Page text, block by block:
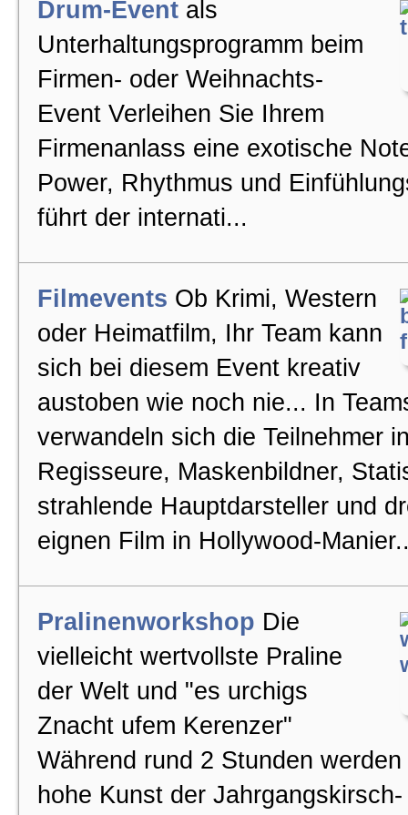
Drum-Event als
Unterhaltungsprogramm beim
Firmen- oder Weihnachts-
Event Verleihen Sie Ihrem
Firmenanlass eine exotische
Power, Rhythmus und
führt der internati...
Filmevents Ob Krimi, Western
oder Heimatfilm, Ihr Team kann
sich bei diesem Event kreativ
austoben wie noch nie... In
verwandeln sich die Teilnehmer
Regisseure, Maskenbildner,
strahlende Hauptdarsteller und
eignen Film in Hollywood-
Pralinenworkshop Die
vielleicht wertvollste Praline
der Welt und "es urchigs
Znacht ufem Kerenzer"
Während rund 2 Stunden
hohe Kunst der Jahrgangskirsch-